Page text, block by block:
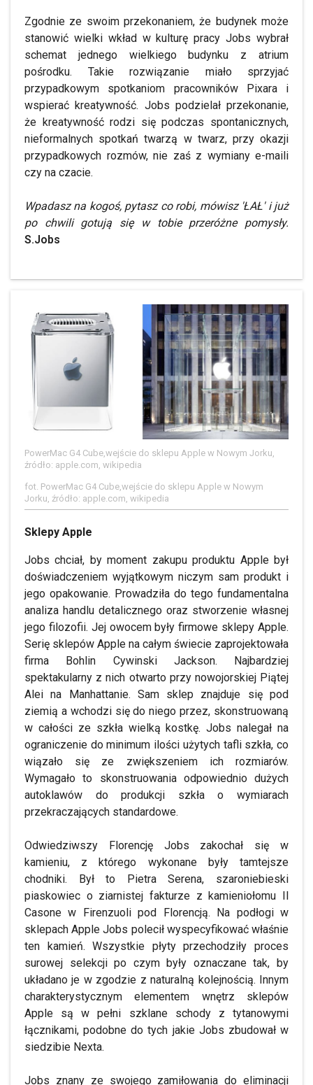
Zgodnie ze swoim przekonaniem, że budynek może
stanowić wielki wkład w kulturę pracy Jobs wybrał
schemat jednego wielkiego budynku z atrium
pośrodku. Takie rozwiązanie miało sprzyjać
przypadkowym spotkaniom pracowników Pixara i
wspierać kreatywność. Jobs podzielał przekonanie,
że kreatywność rodzi się podczas spontanicznych,
nieformalnych spotkań twarzą w twarz, przy okazji
przypadkowych rozmów, nie zaś z wymiany e-maili
czy na czacie.
Wpadasz na kogoś, pytasz co robi, mówisz 'ŁAŁ' i już
po chwili gotują się w tobie przeróżne pomysły.
S.Jobs
PowerMac G4 Cube,wejście do sklepu Apple w Nowym Jorku,
źródło: apple.com, wikipedia
fot. PowerMac G4 Cube,wejście do sklepu Apple w Nowym
Jorku, źródło: apple.com, wikipedia
Sklepy Apple
Jobs chciał, by moment zakupu produktu Apple był
doświadczeniem wyjątkowym niczym sam produkt i
jego opakowanie. Prowadziła do tego fundamentalna
analiza handlu detalicznego oraz stworzenie własnej
jego filozofii. Jej owocem były firmowe sklepy Apple.
Serię sklepów Apple na całym świecie zaprojektowała
firma Bohlin Cywinski Jackson. Najbardziej
spektakularny z nich otwarto przy nowojorskiej Piątej
Alei na Manhattanie. Sam sklep znajduje się pod
ziemią a wchodzi się do niego przez, skonstruowaną
w całości ze szkła wielką kostkę. Jobs nalegał na
ograniczenie do minimum ilości użytych tafli szkła, co
wiązało się ze zwiększeniem ich rozmiarów.
Wymagało to skonstruowania odpowiednio dużych
autoklawów do produkcji szkła o wymiarach
przekraczających standardowe.
Odwiedziwszy Florencję Jobs zakochał się w
kamieniu, z którego wykonane były tamtejsze
chodniki. Był to Pietra Serena, szaroniebieski
piaskowiec o ziarnistej fakturze z kamieniołomu Il
Casone w Firenzuoli pod Florencją. Na podłogi w
sklepach Apple Jobs polecił wyspecyfikować właśnie
ten kamień. Wszystkie płyty przechodziły proces
surowej selekcji po czym były oznaczane tak, by
układano je w zgodzie z naturalną kolejnością. Innym
charakterystycznym elementem wnętrz sklepów
Apple są w pełni szklane schody z tytanowymi
łącznikami, podobne do tych jakie Jobs zbudował w
siedzibie Nexta.
Jobs znany ze swojego zamiłowania do eliminacji